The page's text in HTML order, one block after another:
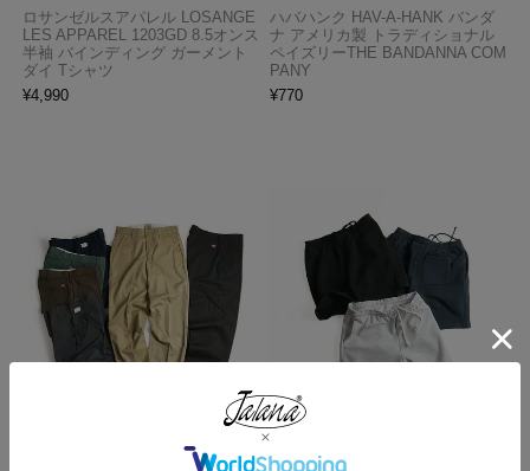
ロサンゼルスアパレル LOSANGE
LES APPAREL 1203GD 8.5オンス
半袖 バインディング ガーメント
ダイ Tシャツ
¥4,990
ハバハンク HAV-A-HANK バンダ
ナ アメリカ製 トラディショナル
ペイズリーTHE BANDANNA COM
PANY
¥770
インダストリアル ワークパンツ
LES APPAREL HF02 14オンス ヘ